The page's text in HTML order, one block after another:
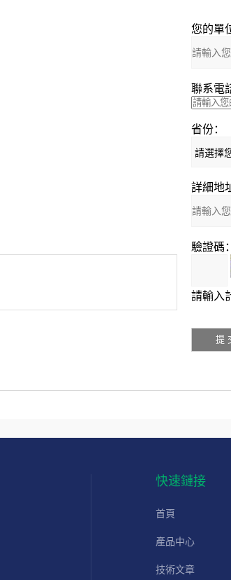
您的單
聯系電
省份：
詳細地
驗證碼：
請輸入
快速鏈接
首頁
產品中心
技術文章